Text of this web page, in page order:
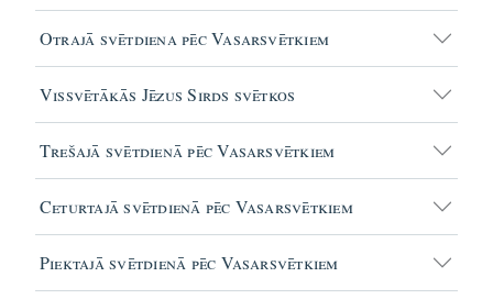
Otrajā svētdiena pēc Vasarsvētkiem
Vissvētākās Jēzus Sirds svētkos
Trešajā svētdienā pēc Vasarsvētkiem
Ceturtajā svētdienā pēc Vasarsvētkiem
Piektajā svētdienā pēc Vasarsvētkiem